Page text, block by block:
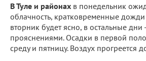
В Туле и районах в понедельник
облачность, кратковременные
вторник будет ясно, в остальные дни
прояснениями. Осадки в первой
среду и пятницу. Воздух прогреется